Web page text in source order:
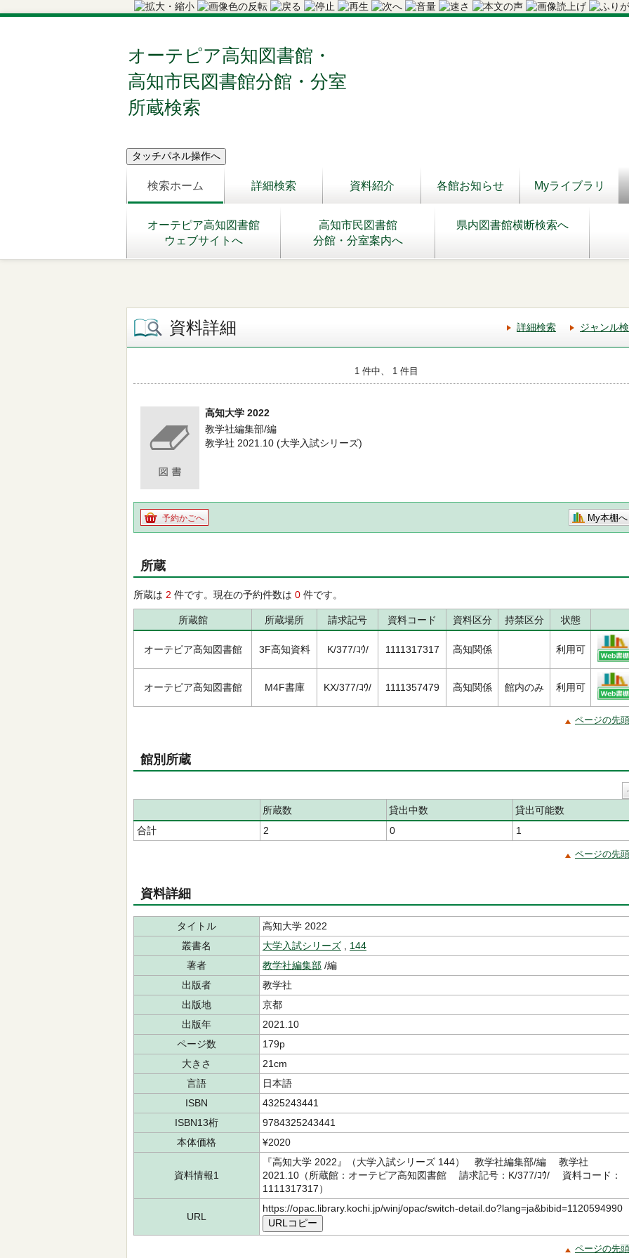
オーテピア高知図書館・
高知市民図書館分館・分室
所蔵検索
検索ホーム 詳細検索 資料紹介 各館お知らせ Myライブラリ
オーテピア高知図書館
ウェブサイトへ
高知市民図書館
分館・分室案内へ
県内図書館横断検索へ
資料詳細 詳細検索 ジャンル
1 件中、 1 件目
高知大学 2022
教学社編集部/編
教学社 2021.10 (大学入試シリーズ)
予約かごへ My本棚へ
所蔵
所蔵は 2 件です。現在の予約件数は 0 件です。
所蔵館 所蔵場所 請求記号 資料コード 資料区分 持禁区分 状態
オーテピア高知図書館 3F高知資料 K/377/ｺｳ/ 1111317317 高知関係 利用可
オーテピア高知図書館 M4F書庫 KX/377/ｺｳ/ 1111357479 高知関係 館内のみ 利用可
ページの先
館別所蔵
所蔵数 貸出中数
貸出可能数
合計
2 0 1
ページの先
資料詳細
タイトル
高知大学 2022
叢書名
大学入試シリーズ
144
著者
教学社編集部 /編
出版者
教学社
出版地
京都
出版年
2021.10
ページ数
179p
大きさ
21cm
言語
日本語
ISBN
4325243441
ISBN13桁
9784325243441
本体価格
¥2020
資料情報1
『高知大学 2022』（大学入試シリーズ 144） 教学社編集部/編 教学社
2021.10（所蔵館：オーテピア高知図書館 請求記号：K/377/ｺｳ/ 資料コード：
1111317317）
URL
https://opac.library.kochi.jp/winj/opac/switch-detail.do?lang=ja&bibid=1120594990
URLコピー
ページの先